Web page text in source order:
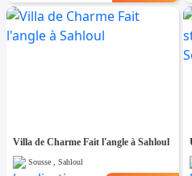
Villa de Charme Fait l'angle à Sahloul
Sousse , Sahloul